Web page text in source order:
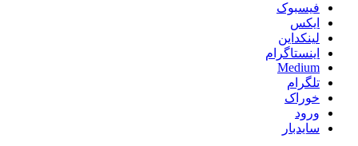
فیسبوک
ایکس
لینکداین
اینستاگرام
Medium
تلگرام
خوراک
ورود
سایدبار